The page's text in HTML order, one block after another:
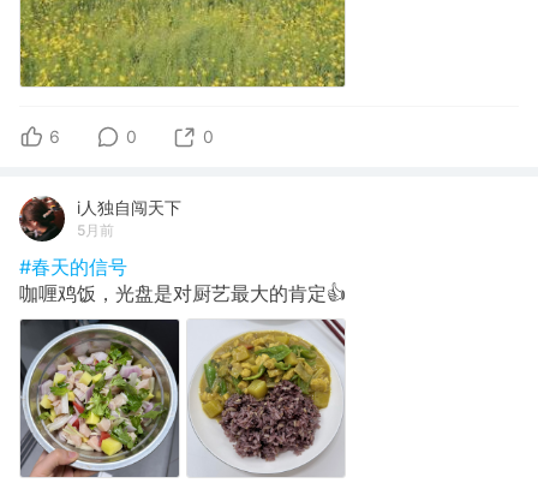
6 0 0
i人独自闯天下
5月前
#春天的信号
咖喱鸡饭，光盘是对厨艺最大的肯定👍